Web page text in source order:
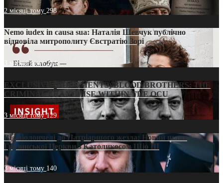
2 місяці тому 298
Nemo iudex in causa sua: Наталія Шевчук публічно
відповіла митрополиту Євстратію Зорі
3 місяці тому214
EXCLUSIVE (DOCUMENTS)/BLOOD BROTHERS: THE
CRIMINAL FRANCHISE WITHIN THE OCU
3 місяці тому129
Від віолончелі до Патріаршого жезла: Новий шлях
Грузинської Церкви з Католикосом Шіо III
3 місяці тому 140